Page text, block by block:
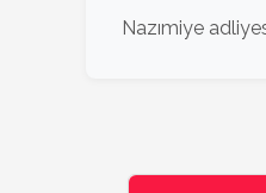
Nazımiye